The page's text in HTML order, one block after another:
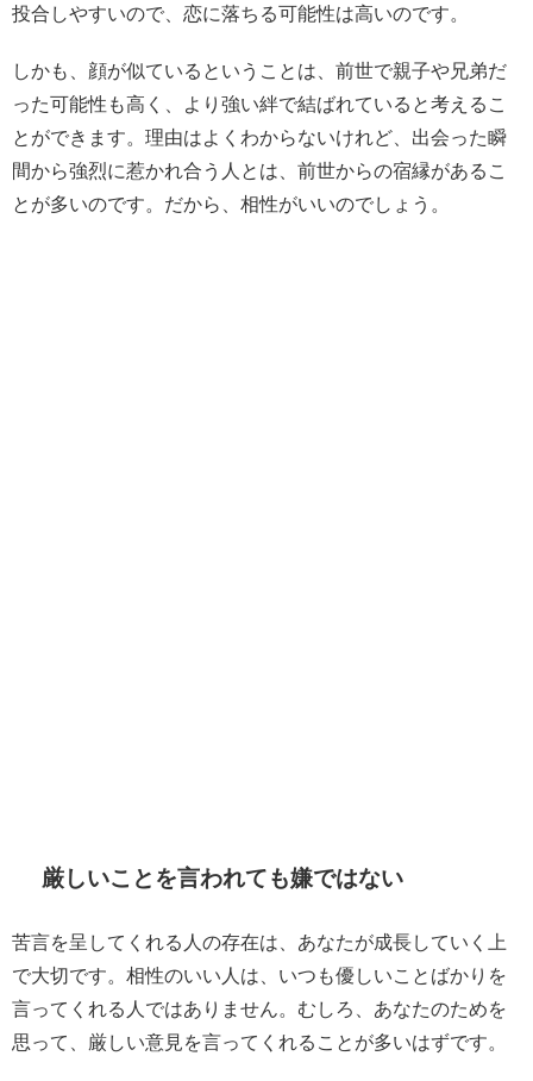
投合しやすいので、恋に落ちる可能性は高いのです。
しかも、顔が似ているということは、前世で親子や兄弟だ
った可能性も高く、より強い絆で結ばれていると考えるこ
とができます。理由はよくわからないけれど、出会った瞬
間から強烈に惹かれ合う人とは、前世からの宿縁があるこ
とが多いのです。だから、相性がいいのでしょう。
厳しいことを言われても嫌ではない
苦言を呈してくれる人の存在は、あなたが成長していく上
で大切です。相性のいい人は、いつも優しいことばかりを
言ってくれる人ではありません。むしろ、あなたのためを
思って、厳しい意見を言ってくれることが多いはずです。